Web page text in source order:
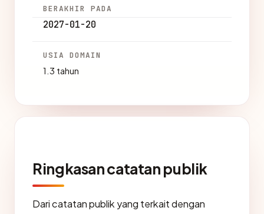
BERAKHIR PADA
2027-01-20
USIA DOMAIN
1.3 tahun
Ringkasan catatan publik
Dari catatan publik yang terkait dengan